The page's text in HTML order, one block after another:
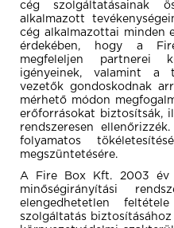
cég szolgáltatásainak
alkalmazott
cég alkalmazottai minden
érdekében, hogy a
megfeleljen partnerei
igényeinek, valamint a
vezetők gondoskodnak
mérhető módon
erőforrásokat biztosítsák,
rendszeresen
folyamatos
megszüntetésére.
A Fire Box Kft. 2003 év
minőségirányítási
elengedhetetlen
szolgáltatás